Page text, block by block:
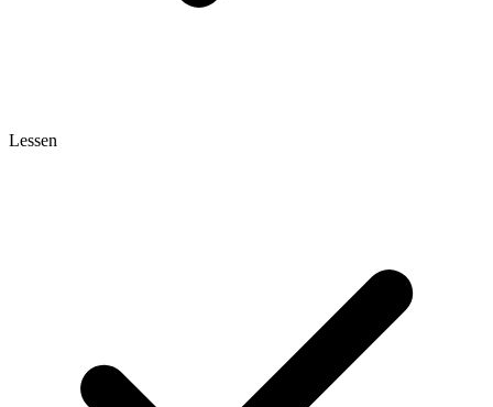
Lessen